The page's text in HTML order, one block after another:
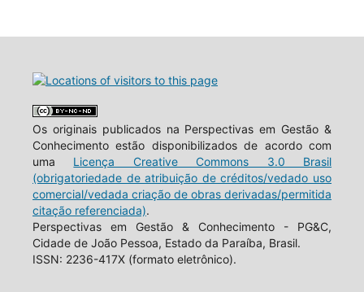
Os originais publicados na Perspectivas em Gestão &
Conhecimento estão disponibilizados de acordo com
uma Licença Creative Commons 3.0 Brasil
(obrigatoriedade de atribuição de créditos/vedado uso
comercial/vedada criação de obras derivadas/permitida
citação referenciada).
Perspectivas em Gestão & Conhecimento - PG&C,
Cidade de João Pessoa, Estado da Paraíba, Brasil.
ISSN: 2236-417X (formato eletrônico).